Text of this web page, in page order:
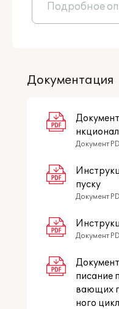
Подробное
Документация
Документ
пуску
Документ
Документ
писание
вающих
ного